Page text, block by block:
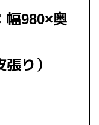
980×奥
り）